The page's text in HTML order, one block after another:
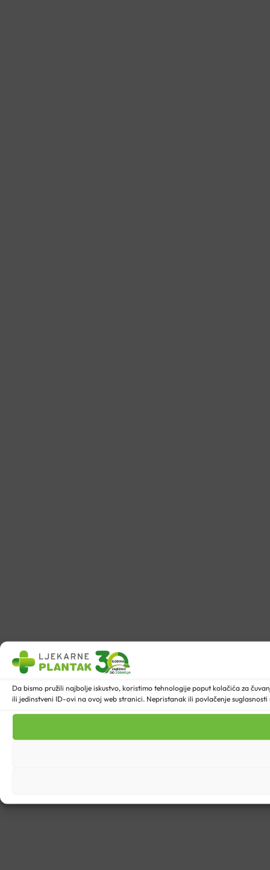
Da bismo pružili najbolje iskustvo, koristimo tehnologije poput kolačića za
ili jedinstveni ID-ovi na ovoj web stranici. Nepristanak ili povlačenje